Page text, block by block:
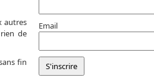
autres
de
fin
Email